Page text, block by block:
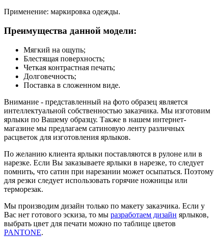
Применение: маркировка одежды.
Преимущества данной модели:
Мягкий на ощупь;
Блестящая поверхность;
Четкая контрастная печать;
Долговечность;
Поставка в сложенном виде.
Внимание - представленный на фото образец является
интеллектуальной собственностью заказчика. Мы изготовим
ярлыки по Вашему образцу. Также в нашем интернет-
магазине мы предлагаем сатиновую ленту различных
расцветок для изготовления ярлыков.
По желанию клиента ярлыки поставляются в рулоне или в
нарезке. Если Вы заказываете ярлыки в нарезке, то следует
помнить, что сатин при нарезании может осыпаться. Поэтому
для резки следует использовать горячие ножницы или
терморезак.
Мы производим дизайн только по макету заказчика. Если у
Вас нет готового эскиза, то мы разработаем дизайн ярлыков,
выбрать цвет для печати можно по таблице цветов
PANTONE.